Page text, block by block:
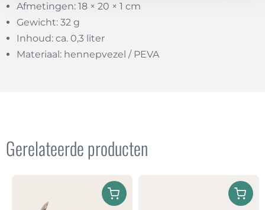
Afmetingen: 18 × 20 × 1 cm
Gewicht: 32 g
Inhoud: ca. 0,3 liter
Materiaal: hennepvezel / PEVA
Gerelateerde producten